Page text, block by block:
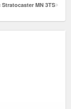
MN 3TS